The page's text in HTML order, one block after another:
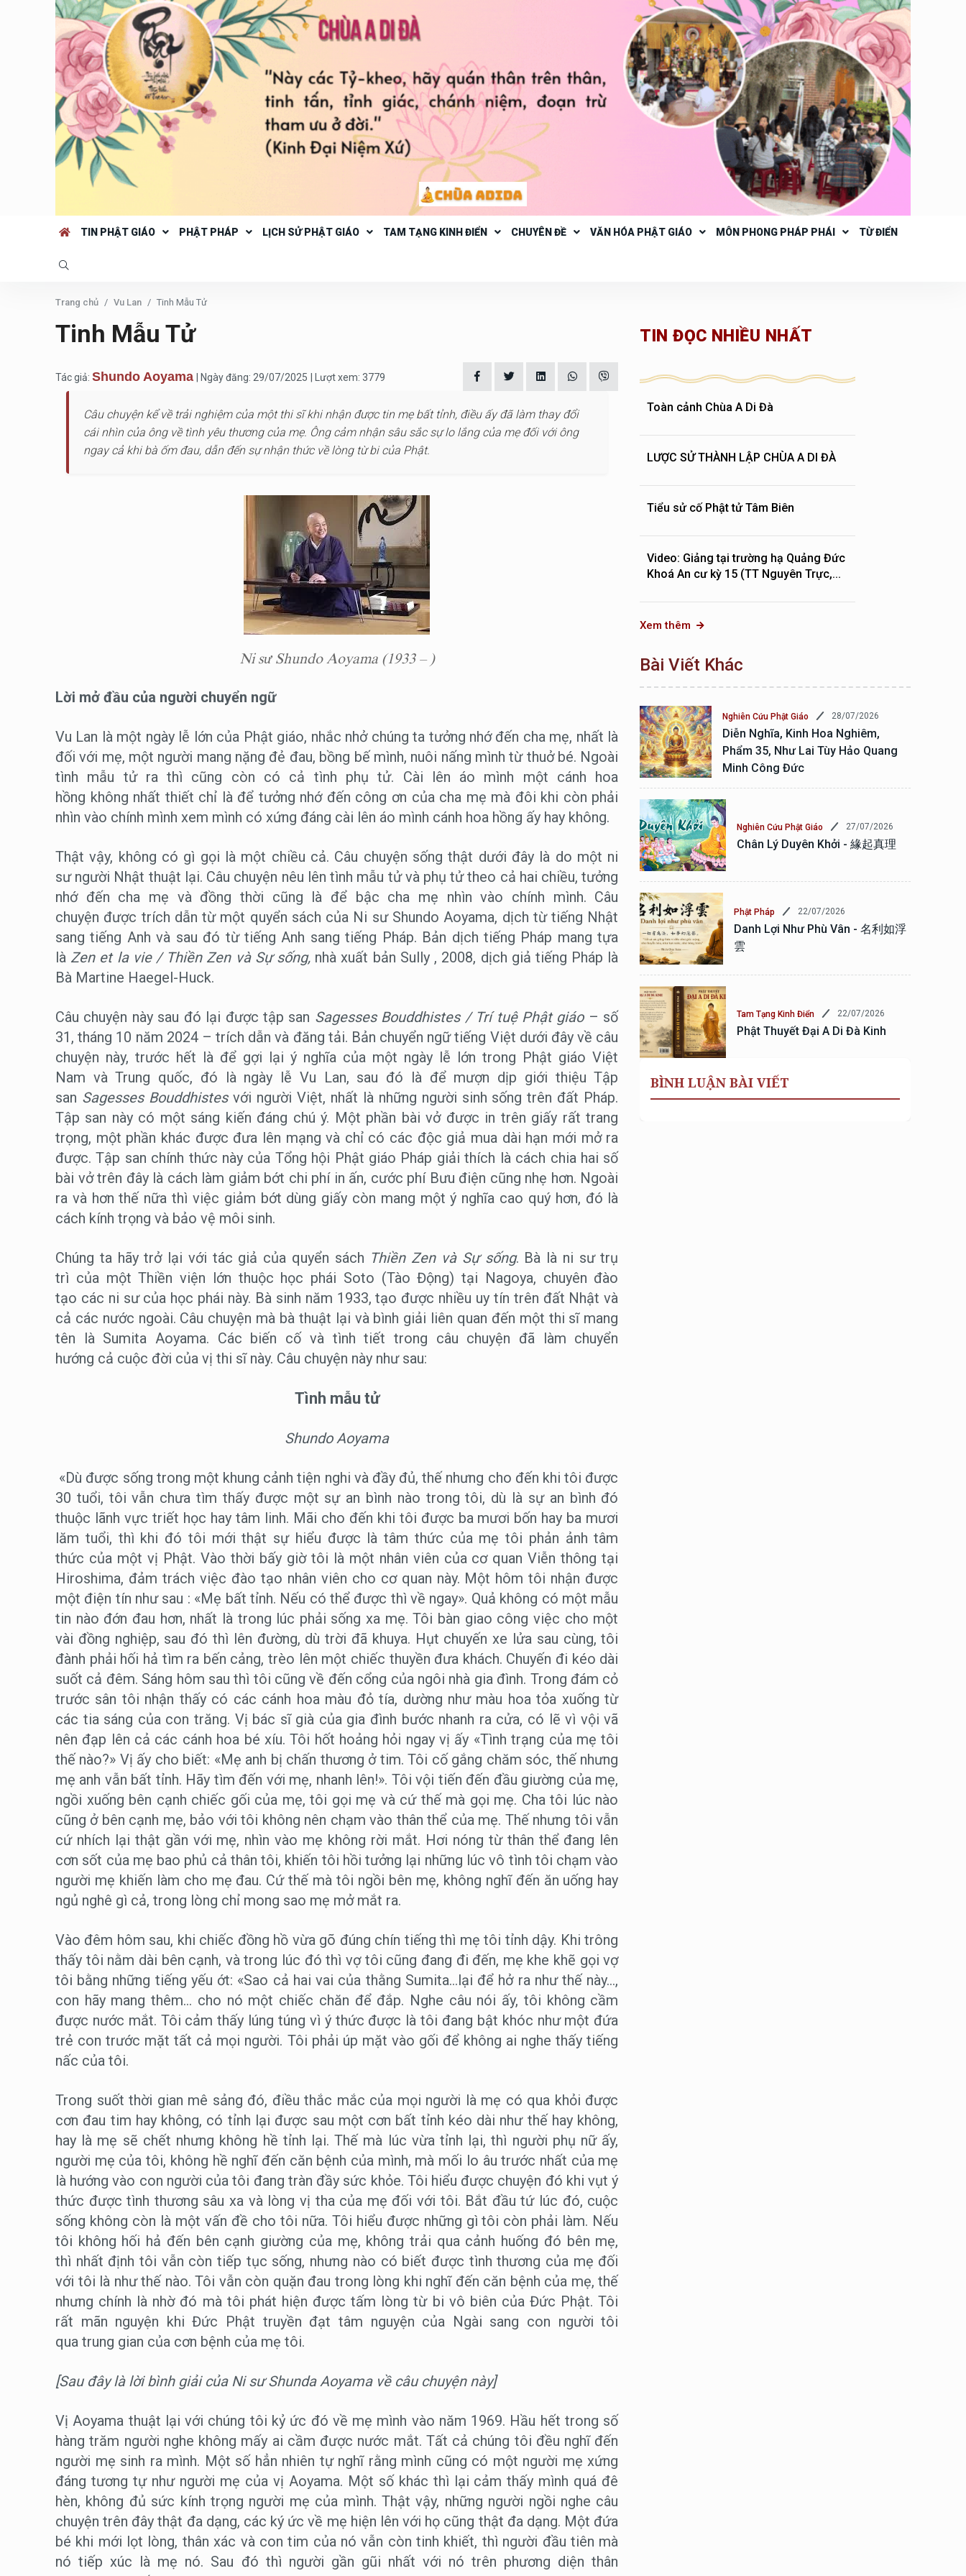
TIN PHẬT GIÁO PHẬT PHÁP LỊCH SỬ PHẬT GIÁO TAM TẠNG KINH ĐIỂN CHUYÊN ĐỀ VĂN HÓA PHẬT GIÁO MÔN PHONG PHÁP PHÁI TỪ ĐIỂN
Trang chủ Vu Lan Tinh Mẫu Tử
Tinh Mẫu Tử
Tác giả: Shundo Aoyama | Ngày đăng: 29/07/2025 | Lượt xem: 3779
Câu chuyện kể về trải nghiệm của một thi sĩ khi nhận được tin mẹ bất tỉnh, điều ấy đã làm thay đổi
cái nhìn của ông về tình yêu thương của mẹ. Ông cảm nhận sâu sắc sự lo lắng của mẹ đối với ông
ngay cả khi bà ốm đau, dẫn đến sự nhận thức về lòng từ bi của Phật.
Ni sư Shundo Aoyama (1933 – )
Lời mở đầu của người chuyển ngữ
Vu Lan là một ngày lễ lớn của Phật giáo, nhắc nhở chúng ta tưởng nhớ đến cha mẹ, nhất là
đối với mẹ, một người mang nặng đẻ đau, bồng bế mình, nuôi nấng mình từ thuở bé. Ngoài
tình mẫu tử ra thì cũng còn có cả tình phụ tử. Cài lên áo mình một cánh hoa
hồng không nhất thiết chỉ là để tưởng nhớ đến công ơn của cha mẹ mà đôi khi còn phải
nhìn vào chính mình xem mình có xứng đáng cài lên áo mình cánh hoa hồng ấy hay không.
Thật vậy, không có gì gọi là một chiều cả. Câu chuyện sống thật dưới đây là do một ni
sư người Nhật thuật lại. Câu chuyện nêu lên tình mẫu tử và phụ tử theo cả hai chiều, tưởng
nhớ đến cha mẹ và đồng thời cũng là để bậc cha mẹ nhìn vào chính mình. Câu
chuyện được trích dẫn từ một quyển sách của Ni sư Shundo Aoyama, dịch từ tiếng Nhật
sang tiếng Anh và sau đó từ tiếng Anh sang tiếng Pháp. Bản dịch tiếng Pháp mang tựa
là Zen et la vie / Thiền Zen và Sự sống, nhà xuất bản Sully , 2008, dịch giả tiếng Pháp là
Bà Martine Haegel-Huck.
Câu chuyện này sau đó lại được tập san Sagesses Bouddhistes / Trí tuệ Phật giáo– số
31, tháng 10 năm 2024 – trích dẫn và đăng tải. Bản chuyển ngữ tiếng Việt dưới đây về câu
chuyện này, trước hết là để gợi lại ý nghĩa của một ngày lễ lớn trong Phật giáo Việt
Nam và Trung quốc, đó là ngày lễ Vu Lan, sau đó là để mượn dịp giới thiệu Tập
san Sagesses Bouddhistesvới người Việt, nhất là những người sinh sống trên đất Pháp.
Tập san này có một sáng kiến đáng chú ý. Một phần bài vở được in trên giấy rất trang
trọng, một phần khác được đưa lên mạng và chỉ có các độc giả mua dài hạn mới mở ra
được. Tập san chính thức này của Tổng hội Phật giáo Pháp giải thích là cách chia hai số
bài vở trên đây là cách làm giảm bớt chi phí in ấn, cước phí Bưu điện cũng nhẹ hơn. Ngoài
ra và hơn thế nữa thì việc giảm bớt dùng giấy còn mang một ý nghĩa cao quý hơn, đó là
cách kính trọng và bảo vệ môi sinh.
Chúng ta hãy trở lại với tác giả của quyển sách Thiền Zen và Sự sống. Bà là ni sư trụ
trì của một Thiền viện lớn thuộc học phái Soto (Tào Động) tại Nagoya, chuyên đào
tạo các ni sư của học phái này. Bà sinh năm 1933, tạo được nhiều uy tín trên đất Nhật và
cả các nước ngoài. Câu chuyện mà bà thuật lại và bình giải liên quan đến một thi sĩ mang
tên là Sumita Aoyama. Các biến cố và tình tiết trong câu chuyện đã làm chuyển
hướng cả cuộc đời của vị thi sĩ này. Câu chuyện này như sau:
Tình mẫu tử
Shundo Aoyama
«Dù được sống trong một khung cảnh tiện nghi và đầy đủ, thế nhưng cho đến khi tôi được
30 tuổi, tôi vẫn chưa tìm thấy được một sự an bình nào trong tôi, dù là sự an bình đó
thuộc lãnh vực triết học hay tâm linh. Mãi cho đến khi tôi được ba mươi bốn hay ba mươi
lăm tuổi, thì khi đó tôi mới thật sự hiểu được là tâm thức của mẹ tôi phản ảnh tâm
thức của một vị Phật. Vào thời bấy giờ tôi là một nhân viên của cơ quan Viễn thông tại
Hiroshima, đảm trách việc đào tạo nhân viên cho cơ quan này. Một hôm tôi nhận được
một điện tín như sau : «Mẹ bất tỉnh. Nếu có thể được thì về ngay». Quả không có một mẫu
tin nào đớn đau hơn, nhất là trong lúc phải sống xa mẹ. Tôi bàn giao công việc cho một
vài đồng nghiệp, sau đó thì lên đường, dù trời đã khuya. Hụt chuyến xe lửa sau cùng, tôi
đành phải hối hả tìm ra bến cảng, trèo lên một chiếc thuyền đưa khách. Chuyến đi kéo dài
suốt cả đêm. Sáng hôm sau thì tôi cũng về đến cổng của ngôi nhà gia đình. Trong đám cỏ
trước sân tôi nhận thấy có các cánh hoa màu đỏ tía, dường như màu hoa tỏa xuống từ
các tia sáng của con trăng. Vị bác sĩ già của gia đình bước nhanh ra cửa, có lẽ vì vội vã
nên đạp lên cả các cánh hoa bé xíu. Tôi hốt hoảng hỏi ngay vị ấy «Tình trạng của mẹ tôi
thế nào?» Vị ấy cho biết: «Mẹ anh bị chấn thương ở tim. Tôi cố gắng chăm sóc, thế nhưng
mẹ anh vẫn bất tỉnh. Hãy tìm đến với mẹ, nhanh lên!». Tôi vội tiến đến đầu giường của mẹ,
ngồi xuống bên cạnh chiếc gối của mẹ, tôi gọi mẹ và cứ thế mà gọi mẹ. Cha tôi lúc nào
cũng ở bên cạnh mẹ, bảo với tôi không nên chạm vào thân thể của mẹ. Thế nhưng tôi vẫn
cứ nhích lại thật gần với mẹ, nhìn vào mẹ không rời mắt. Hơi nóng từ thân thể đang lên
cơn sốt của mẹ bao phủ cả thân tôi, khiến tôi hồi tưởng lại những lúc vô tình tôi chạm vào
người mẹ khiến làm cho mẹ đau. Cứ thế mà tôi ngồi bên mẹ, không nghĩ đến ăn uống hay
ngủ nghê gì cả, trong lòng chỉ mong sao mẹ mở mắt ra.
Vào đêm hôm sau, khi chiếc đồng hồ vừa gõ đúng chín tiếng thì mẹ tôi tỉnh dậy. Khi trông
thấy tôi nằm dài bên cạnh, và trong lúc đó thì vợ tôi cũng đang đi đến, mẹ khe khẽ gọi vợ
tôi bằng những tiếng yếu ớt: «Sao cả hai vai của thằng Sumita…lại để hở ra như thế này…,
con hãy mang thêm… cho nó một chiếc chăn để đắp. Nghe câu nói ấy, tôi không cầm
được nước mắt. Tôi cảm thấy lúng túng vì ý thức được là tôi đang bật khóc như một đứa
trẻ con trước mặt tất cả mọi người. Tôi phải úp mặt vào gối để không ai nghe thấy tiếng
nấc của tôi.
Trong suốt thời gian mê sảng đó, điều thắc mắc của mọi người là mẹ có qua khỏi được
cơn đau tim hay không, có tỉnh lại được sau một cơn bất tỉnh kéo dài như thế hay không,
hay là mẹ sẽ chết nhưng không hề tỉnh lại. Thế mà lúc vừa tỉnh lại, thì người phụ nữ ấy,
người mẹ của tôi, không hề nghĩ đến căn bệnh của mình, mà mối lo âu trước nhất của mẹ
là hướng vào con người của tôi đang tràn đầy sức khỏe. Tôi hiểu được chuyện đó khi vụt ý
thức được tình thương sâu xa và lòng vị tha của mẹ đối với tôi. Bắt đầu tứ lúc đó, cuộc
sống không còn là một vấn đề cho tôi nữa. Tôi hiểu được những gì tôi còn phải làm. Nếu
tôi không hối hả đến bên cạnh giường của mẹ, không trải qua cảnh huống đó bên mẹ,
thì nhất định tôi vẫn còn tiếp tục sống, nhưng nào có biết được tình thương của mẹ đối
với tôi là như thế nào. Tôi vẫn còn quặn đau trong lòng khi nghĩ đến căn bệnh của mẹ, thế
nhưng chính là nhờ đó mà tôi phát hiện được tấm lòng từ bi vô biên của Đức Phật. Tôi
rất mãn nguyện khi Đức Phật truyền đạt tâm nguyện của Ngài sang con người tôi
qua trung gian của cơn bệnh của mẹ tôi.
[Sau đây là lời bình giải của Ni sư Shunda Aoyama về câu chuyện này]
Vị Aoyama thuật lại với chúng tôi kỷ ức đó về mẹ mình vào năm 1969. Hầu hết trong số
hàng trăm người nghe không mấy ai cầm được nước mắt. Tất cả chúng tôi đều nghĩ đến
người mẹ sinh ra mình. Một số hẳn nhiên tự nghĩ rằng mình cũng có một người mẹ xứng
đáng tương tự như người mẹ của vị Aoyama. Một số khác thì lại cảm thấy mình quá đê
hèn, không đủ sức kính trọng người mẹ của mình. Thật vậy, những người ngồi nghe câu
chuyện trên đây thật đa dạng, các ký ức về mẹ hiện lên với họ cũng thật đa dạng. Một đứa
bé khi mới lọt lòng, thân xác và con tim của nó vẫn còn tinh khiết, thì người đầu tiên mà
nó tiếp xúc là mẹ nó. Sau đó thì người gần gũi nhất với nó trên phương diện thân
TIN ĐỌC NHIỀU NHẤT
Toàn cảnh Chùa A Di Đà
LƯỢC SỬ THÀNH LẬP CHÙA A DI ĐÀ
Tiểu sử cố Phật tử Tâm Biên
Video: Giảng tại trường hạ Quảng Đức
Khoá An cư kỳ 15 (TT Nguyên Trực,...
Xem thêm
Bài Viết Khác
Nghiên Cứu Phật Giáo 28/07/2026
Diễn Nghĩa, Kinh Hoa Nghiêm,
Phẩm 35, Như Lai Tùy Hảo Quang
Minh Công Đức
Nghiên Cứu Phật Giáo 27/07/2026
Chân Lý Duyên Khởi - 緣起真理
Phật Pháp 22/07/2026
Danh Lợi Như Phù Vân - 名利如浮
雲
Tam Tạng Kinh Điển 22/07/2026
Phật Thuyết Đại A Di Đà Kinh
BÌNH LUẬN BÀI VIẾT